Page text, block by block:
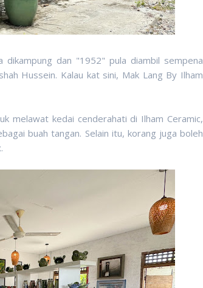
dikampung dan "1952" pula diambil sempena
Hussein. Kalau kat sini, Mak Lang By Ilham
melawat kedai cenderahati di Ilham Ceramic,
buah tangan. Selain itu, korang juga boleh